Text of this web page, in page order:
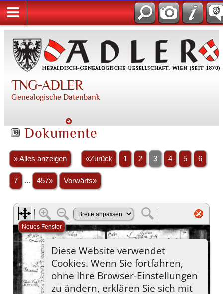
TNG-ADLER
Genealogische Datenbank
Dokumente
» Alles anzeigen «Zurück 1 2 3 4 5 6
7 ... 457» Vorwärts»